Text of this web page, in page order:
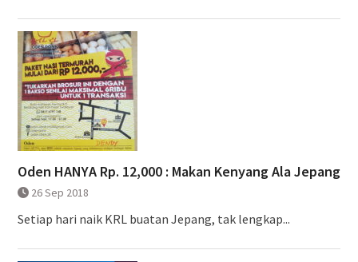
Oden HANYA Rp. 12,000 : Makan Kenyang Ala Jepang
26 Sep 2018
Setiap hari naik KRL buatan Jepang, tak lengkap...